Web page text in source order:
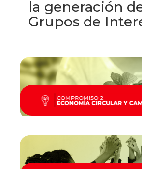
la generación
Grupos de